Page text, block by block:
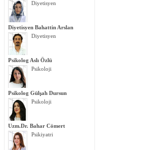
Diyetisyen
Diyetisyen Bahattin Arslan
Diyetisyen
Psikolog Aslı Özlü
Psikoloji
Psikolog Gülşah Dursun
Psikoloji
Uzm.Dr. Bahar Cömert
Psikiyatri